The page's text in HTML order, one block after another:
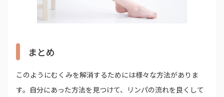
まとめ
このようにむくみを解消するためには様々な方法がありま
す。自分にあった方法を見つけて、リンパの流れを良くして